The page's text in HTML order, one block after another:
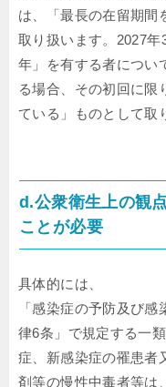
は、「最長の在留期間
取り扱います。2027
年」を有する者につい
る場合、その初回に限
ている」ものとして取
d.公衆衛生上の観
ことが必要
具体的には、
「感染症の予防及び
律6条」で規定する一
症、新感染症の罹患者
剤等の慢性中毒者等は